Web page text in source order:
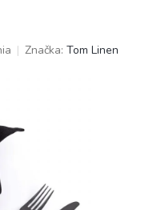
Značka: Tom Linen